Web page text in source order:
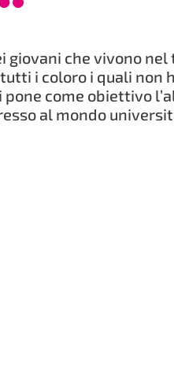
giovani che vivono
i coloro i quali non
come obiettivo
al mondo